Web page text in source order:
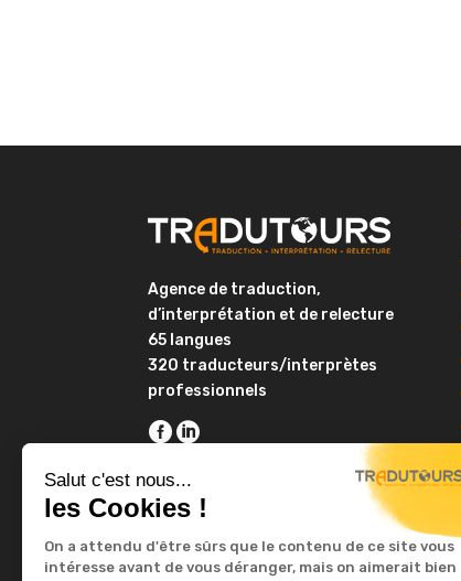
Agence de traduction,
d’interprétation et de relecture
65 langues
320 traducteurs/interprètes
professionnels
Salut c'est nous...
les Cookies !
On a attendu d'être sûrs que le contenu de ce site vous
intéresse avant de vous déranger, mais on aimerait bien